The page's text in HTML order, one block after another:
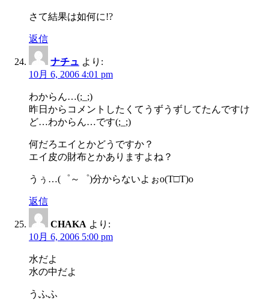
さて結果は如何に!?
返信
ナチュ より:
10月 6, 2006 4:01 pm
わからん…(;_;)
昨日からコメントしたくてうずうずしてたんですけ
ど…わからん…です(;_;)
何だろエイとかどうですか？
エイ皮の財布とかありますよね？
うぅ…(゜～゜)分からないよぉo(T□T)o
返信
CHAKA より:
10月 6, 2006 5:00 pm
水だよ
水の中だよ
うふふ